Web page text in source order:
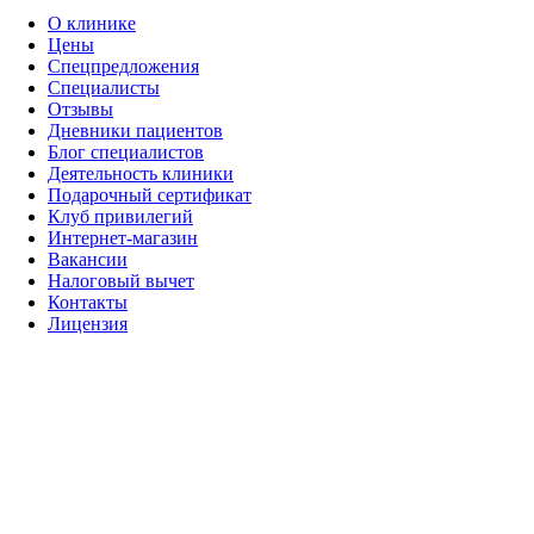
О клинике
Цены
Cпецпредложения
Специалисты
Отзывы
Дневники пациентов
Блог специалистов
Деятельность клиники
Подарочный сертификат
Клуб привилегий
Интернет-магазин
Вакансии
Налоговый вычет
Контакты
Лицензия